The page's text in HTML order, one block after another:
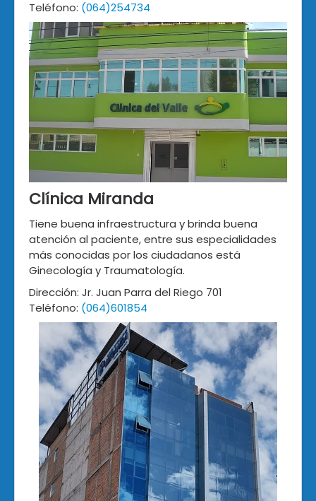
Teléfono: (064)254734
Clínica Miranda
Tiene buena infraestructura y brinda buena
atención al paciente, entre sus especialidades
más conocidas por los ciudadanos está
Ginecología y Traumatología.
Dirección: Jr. Juan Parra del Riego 701
Teléfono: (064)601854